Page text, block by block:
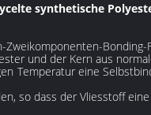
synthetische
Bonding-
und der Kern aus
Temperatur eine
so dass der Vliesstoff